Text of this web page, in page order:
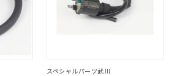
商品レビュー利用規約
スペシャルパーツ武川